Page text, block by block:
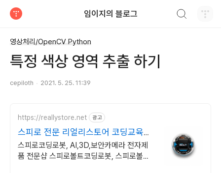
임이지의 블로그
영상처리/OpenCV Python
특정 색상 영역 추출 하기
cepiloth 2021. 5. 25. 11:39
https://reallystore.net 광고
스피로 전문 리얼리스토어 코딩교육을
쉽고 재밌게
스피로코딩로봇, AI,3D,보안카메라 전자제
품 전문샵 스피로볼트코딩로봇, 스피로볼트